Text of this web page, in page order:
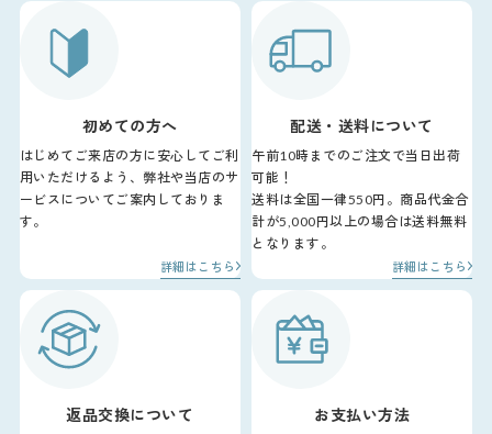
初めての方へ
はじめてご来店の方に安心してご利
用いただけるよう、弊社や当店のサ
ービスについてご案内しておりま
す。
詳細はこちら
配送・送料について
午前10時までのご注文で当日出荷
可能！
送料は全国一律550円。商品代金合
計が5,000円以上の場合は送料無料
となります。
詳細はこちら
返品交換について お支払い方法